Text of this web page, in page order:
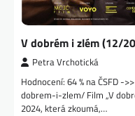
V dobrém i zlém (12/
Petra Vrchotická
Hodnocení: 64 % na ČSFD
dobrem-i-zlem/ Film „V
2024, která zkoumá,…